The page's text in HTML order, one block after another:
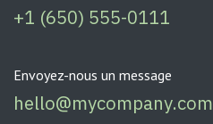
+1 (650) 555-0111
Envoyez-nous un message
hello@mycompany.com